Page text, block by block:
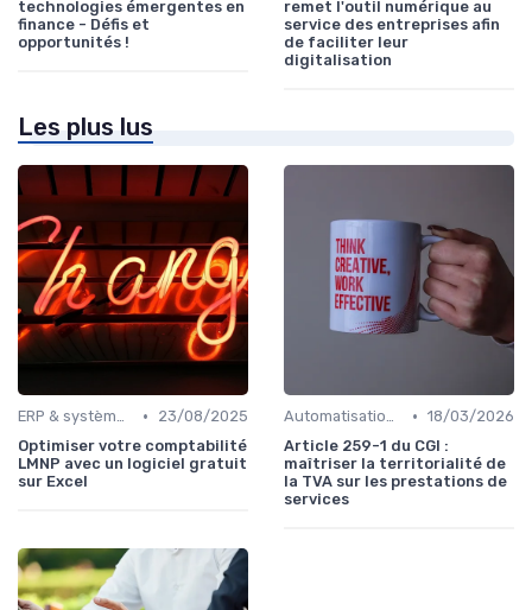
technologies émergentes en
finance - Défis et
opportunités !
remet l'outil numérique au
service des entreprises afin
de faciliter leur
digitalisation
Les plus lus
ERP & systèmes financiers •
23/08/2025
Optimiser votre comptabilité
LMNP avec un logiciel gratuit
sur Excel
Automatisation des processus financiers • 18/03/2026
Article 259-1 du CGI :
maîtriser la territorialité de
la TVA sur les prestations de
services